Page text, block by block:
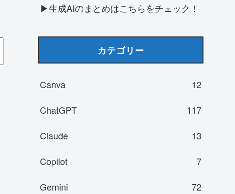
▶生成AIのまとめはこちらをチェック！
カテゴリー
Canva
12
ChatGPT
117
Claude
13
Copilot
7
Gemini
72